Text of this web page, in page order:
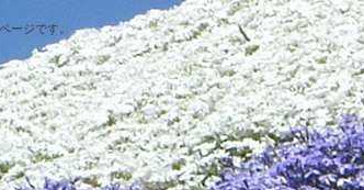
ージです。